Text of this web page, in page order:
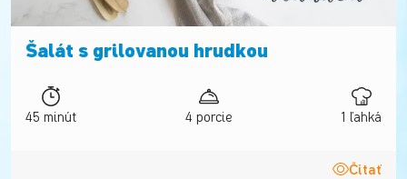
Šalát s grilovanou hrudkou
45 minút 4 porcie 1 ľahká
Čítať